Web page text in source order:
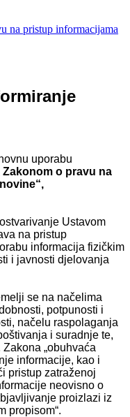
na pristup informacijama
uporabu
Zakonom o pravu na
Ustavom
na pristup
informacija fizičkim
i javnosti djelovanja
se na načelima
potpunosti i
načelu raspolaganja
i suradnje te,
„obuhvaća
informacije, kao i
pristup zatraženoj
neovisno o
proizlazi iz
propisom“.